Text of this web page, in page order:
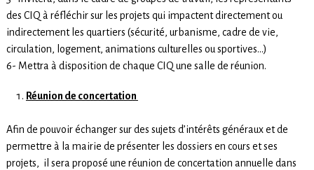
des CIQ à réfléchir sur les projets qui impactent directement ou
indirectement les quartiers (sécurité, urbanisme, cadre de vie,
circulation, logement, animations culturelles ou sportives…)
6- Mettra à disposition de chaque CIQ une salle de réunion.
Réunion de concertation
Afin de pouvoir échanger sur des sujets d’intérêts généraux et de
permettre à la mairie de présenter les dossiers en cours et ses
projets, il sera proposé une réunion de concertation annuelle dans